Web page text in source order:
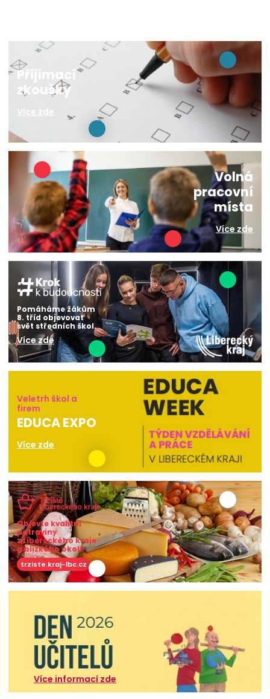
Přijímací
zkoušky
Více zde
Volná
pracovní
místa
Více zde
Pomáháme žákům
8. tříd objevovat
svět středních škol.
Více zde
Veletrh škol a
firem
EDUCA EXPO
Více zde
Objevte kvalitní
potraviny
z Libereckého kraje
a blízkého okolí!
trziste.kraj-lbc.cz
Více informací zde